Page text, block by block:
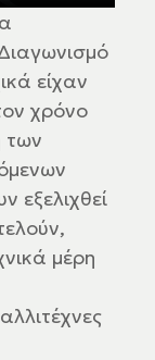
είχαν
χρόνο
των
εξελιχθεί
μέρη